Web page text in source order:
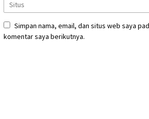
Simpan nama, email, dan situs web saya
komentar saya berikutnya.